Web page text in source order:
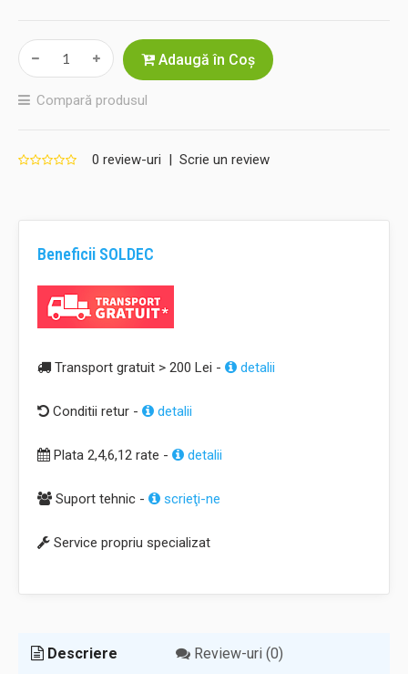
Adaugă în Coş
Compară produsul
0 review-uri | Scrie un review
Beneficii SOLDEC
Transport gratuit > 200 Lei - detalii
Conditii retur - detalii
Plata 2,4,6,12 rate - detalii
Suport tehnic - scrieţi-ne
Service propriu specializat
Descriere Review-uri (0)